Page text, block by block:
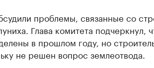
проблемы, связанные со
Глава комитета подчеркнул,
в прошлом году, но
не решен вопрос землеотвода.